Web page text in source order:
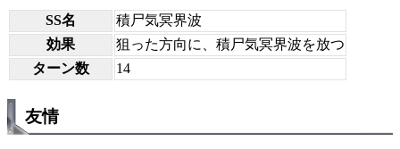
SS名
積尸気冥界波
効果
狙った方向に、積尸気冥界波を放つ
ターン数
14
友情